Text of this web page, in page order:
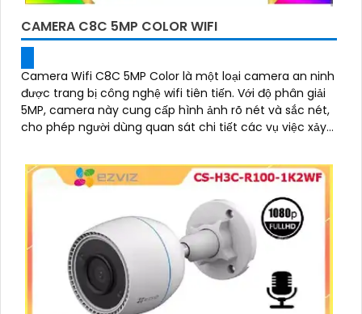
CAMERA C8C 5MP COLOR WIFI
Camera Wifi C8C 5MP Color là một loại camera an ninh
được trang bị công nghệ wifi tiên tiến. Với độ phân giải
5MP, camera này cung cấp hình ảnh rõ nét và sắc nét,
cho phép người dùng quan sát chi tiết các vụ việc xảy